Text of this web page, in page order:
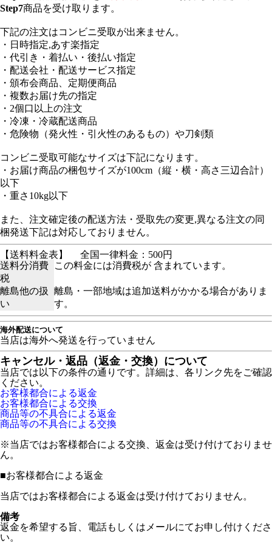
Step7商品を受け取ります。
下記の注文はコンビニ受取が出来ません。
・日時指定,あす楽指定
・代引き・着払い・後払い指定
・配送会社・配送サービス指定
・頒布会商品、定期便商品
・複数お届け先の指定
・2個口以上の注文
・冷凍・冷蔵配送商品
・危険物（発火性・引火性のあるもの）や刀剣類
コンビニ受取可能なサイズは下記になります。
・お届け商品の梱包サイズが100cm（縦・横・高さ三辺合計）
以下
・重さ10kg以下
また、注文確定後の配送方法・受取先の変更,異なる注文の同
梱発送下記は対応しておりません。
【送料料金表】
全国一律料金：500円
送料分消費
税
この料金には消費税が 含まれています。
離島他の扱
い
離島・一部地域は追加送料がかかる場合がありま
す。
海外配送について
当店は海外へ発送を行っていません
キャンセル・返品（返金・交換）について
当店では以下の条件の通りです。詳細は、各リンク先をご確認
ください。
お客様都合による返金
お客様都合による交換
商品等の不具合による返金
商品等の不具合による交換
※当店ではお客様都合による交換、返金は受け付けておりませ
ん。
■お客様都合による返金
当店ではお客様都合による返金は受け付けておりません。
備考
返金を希望する旨、電話もしくはメールにてお申し付けくださ
い。